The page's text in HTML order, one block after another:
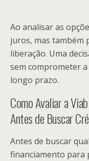
Ao analisar as
juros, mas também
liberação. Uma
sem comprometer
longo prazo.
Como Avaliar a
Antes de Buscar
Antes de buscar
financiamento para